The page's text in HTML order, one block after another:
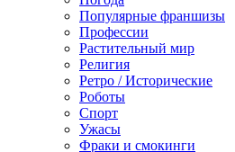
Популярные франшизы
Профессии
Растительный мир
Религия
Ретро / Исторические
Роботы
Спорт
Ужасы
Фраки и смокинги